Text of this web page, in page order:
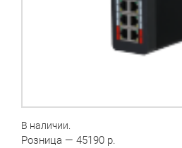
В наличии.
Розница — 45190 р.